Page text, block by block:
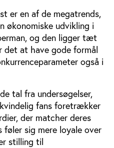
er en af de megatrends,
økonomiske udvikling i
og den ligger tæt
det at have gode formål
også i
tal fra undersøgelser,
fans foretrækker
der matcher deres
sig mere loyale over
stilling til